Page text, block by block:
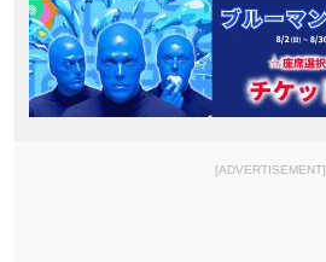
[ADVERTISEMENT]